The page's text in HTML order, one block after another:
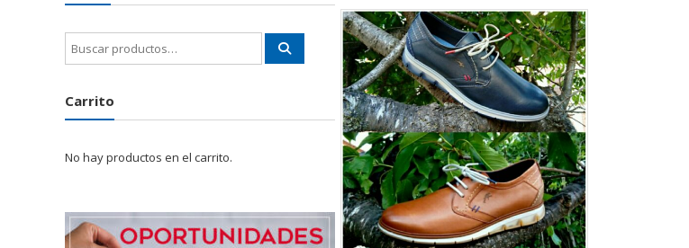
Buscar
por:
Carrito
No hay productos en el carrito.